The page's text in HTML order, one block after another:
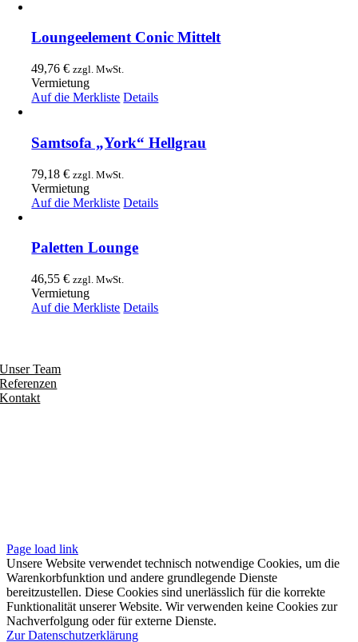
Loungeelement Conic Mittelt
49,76€ zzgl. MwSt.
Vermietung
Auf die Merkliste Details
Samtsofa „York“ Hellgrau
79,18€ zzgl. MwSt.
Vermietung
Auf die Merkliste Details
Paletten Lounge
46,55€ zzgl. MwSt.
Vermietung
Auf die Merkliste Details
Unser Team
Referenzen
Kontakt
Page load link
Unsere Website verwendet technisch notwendige Cookies, um die
Warenkorbfunktion und andere grundlegende Dienste
bereitzustellen. Diese Cookies sind unerlässlich für die korrekte
Funktionalität unserer Website. Wir verwenden keine Cookies zur
Nachverfolgung oder für externe Dienste.
Zur Datenschutzerklärung